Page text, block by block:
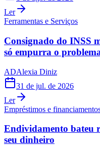
Ler
Ferramentas e Serviços
Consignado do INSS
só empurra o
ADAlexia Diniz
31 de jul. de 2026
Ler
Empréstimos e
Endividamento bateu
seu dinheiro